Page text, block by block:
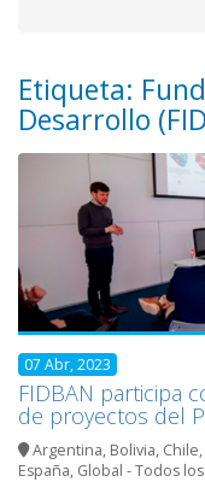
Etiqueta:
Desarrollo
07 Abr, 2023
FIDBAN participa
de proyectos del
Argentina, Bolivia, Chile,
España, Global - Todos